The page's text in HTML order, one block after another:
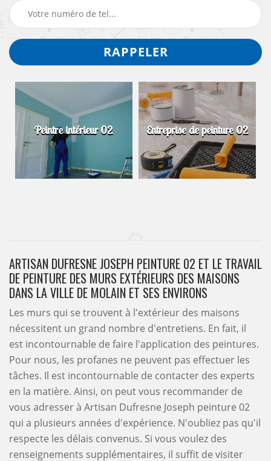
Peintre intérieur 02 Entreprise de peinture 02
ARTISAN DUFRESNE JOSEPH PEINTURE 02 ET LE TRAVAIL
DE PEINTURE DES MURS EXTÉRIEURS DES MAISONS
DANS LA VILLE DE MOLAIN ET SES ENVIRONS
Les murs qui se trouvent à l'extérieur des maisons
nécessitent un grand nombre d'entretiens. En fait, il
est incontournable de faire l'application des peintures.
Pour nous, les profanes ne peuvent pas effectuer les
tâches. Il est incontournable de contacter des experts
en la matière. Ainsi, on peut vous recommander de
vous adresser à Artisan Dufresne Joseph peinture 02
qui a plusieurs années d'expérience. N'oubliez pas qu'il
respecte les délais convenus. Si vous voulez des
renseignements supplémentaires, il suffit de visiter